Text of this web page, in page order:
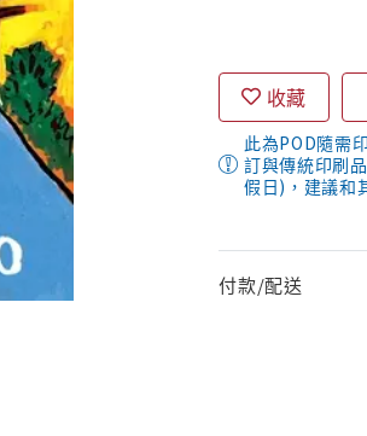
收藏
此為POD隨需
訂與傳統印刷
假日)，建議和
付款/配送